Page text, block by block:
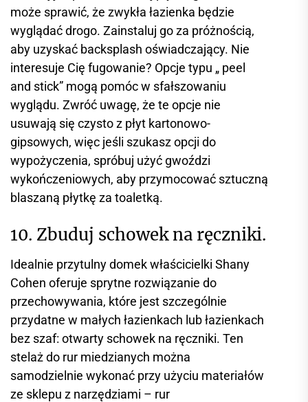
może sprawić, że zwykła łazienka będzie
wyglądać drogo. Zainstaluj go za próżnością,
aby uzyskać backsplash oświadczający. Nie
interesuje Cię fugowanie? Opcje typu „ peel
and stick” mogą pomóc w sfałszowaniu
wyglądu. Zwróć uwagę, że te opcje nie
usuwają się czysto z płyt kartonowo-
gipsowych, więc jeśli szukasz opcji do
wypożyczenia, spróbuj użyć gwoździ
wykończeniowych, aby przymocować sztuczną
blaszaną płytkę za toaletką.
10. Zbuduj schowek na ręczniki.
Idealnie przytulny domek właścicielki Shany
Cohen oferuje sprytne rozwiązanie do
przechowywania, które jest szczególnie
przydatne w małych łazienkach lub łazienkach
bez szaf: otwarty schowek na ręczniki. Ten
stelaż do rur miedzianych można
samodzielnie wykonać przy użyciu materiałów
ze sklepu z narzędziami – rur